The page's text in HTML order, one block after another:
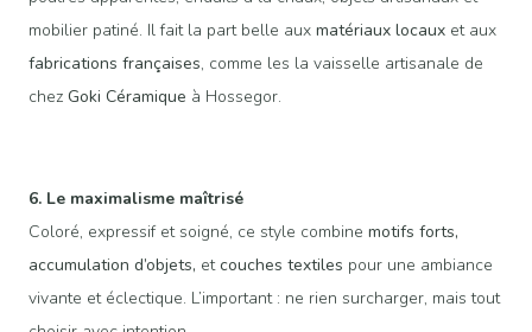
mobilier patiné. Il fait la part belle aux matériaux locaux et aux
fabrications françaises, comme les la vaisselle artisanale de
chez Goki Céramique à Hossegor.
6. Le maximalisme maîtrisé
Coloré, expressif et soigné, ce style combine motifs forts,
accumulation d’objets, etcouches textiles pour une ambiance
vivante et éclectique. L’important : ne rien surcharger, mais tout